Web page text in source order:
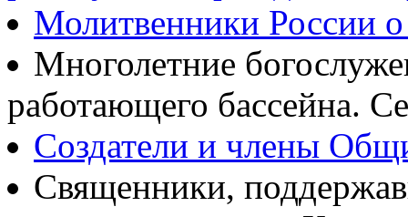
Молитвенники России
Многолетние
работающего бассейна.
Создатели и члены
Священники,